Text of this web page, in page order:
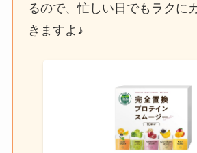
るので、忙しい日でもラクに
きますよ♪